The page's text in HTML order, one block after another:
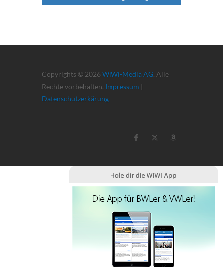
Copyrights © 2026 WiWi-Media AG. Alle
Rechte vorbehalten. Impressum |
Datenschutzerkärung